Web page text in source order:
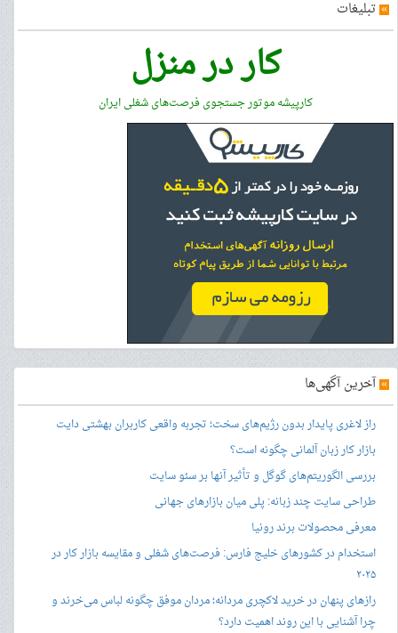
» تبلیغات
کار در منزل
کارپیشه موتور جستجوی فرصت‌های شغلی ایران
»آخرین آگهی‌ها
راز لاغری پایدار بدون رژیم‌های سخت؛ تجربه واقعی کاربران بهشتی دایت
بازار کار زبان آلمانی چگونه است؟
بررسی الگوریتم‌های گوگل و تأثیر آنها بر سئو سایت
طراحی سایت چند زبانه: پلی میان بازارهای جهانی
معرفی محصولات برند رونیا
استخدام در کشورهای خلیج فارس: فرصت‌های شغلی و مقایسه بازار کار در
۲۰۲۵
رازهای پنهان در خرید لاکچری مردانه؛ مردان موفق چگونه لباس می‌خرند و
چرا آشنایی با این روند اهمیت دارد؟